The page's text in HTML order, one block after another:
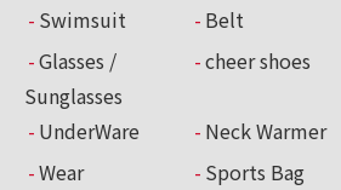
Swimsuit
Belt
Glasses /
Sunglasses
cheer shoes
UnderWare
Neck Warmer
Wear
Sports Bag